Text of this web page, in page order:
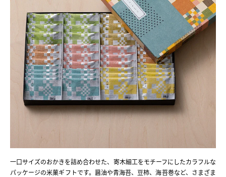
一口サイズのおかきを詰め合わせた、寄木細工をモチーフにしたカラフルな
パッケージの米菓ギフトです。醤油や青海苔、豆柿、海苔巻など、さまざま